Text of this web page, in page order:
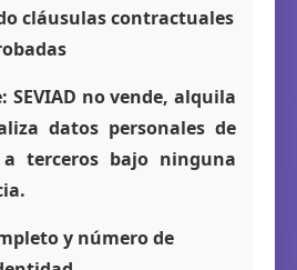
cláusulas contractuales
SEVIAD no vende, alquila
datos personales de
terceros bajo ninguna
y número de